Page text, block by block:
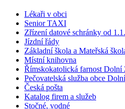
Lékaři v obci
Senior TAXI
Zřízení datové schránky od
Jízdní řády
Základní škola a Mateřská
Místní knihovna
Římskokatolická farnost Dolní
Pečovatelská služba obce
Česká pošta
Katalog firem a služeb
Stočné, vodné